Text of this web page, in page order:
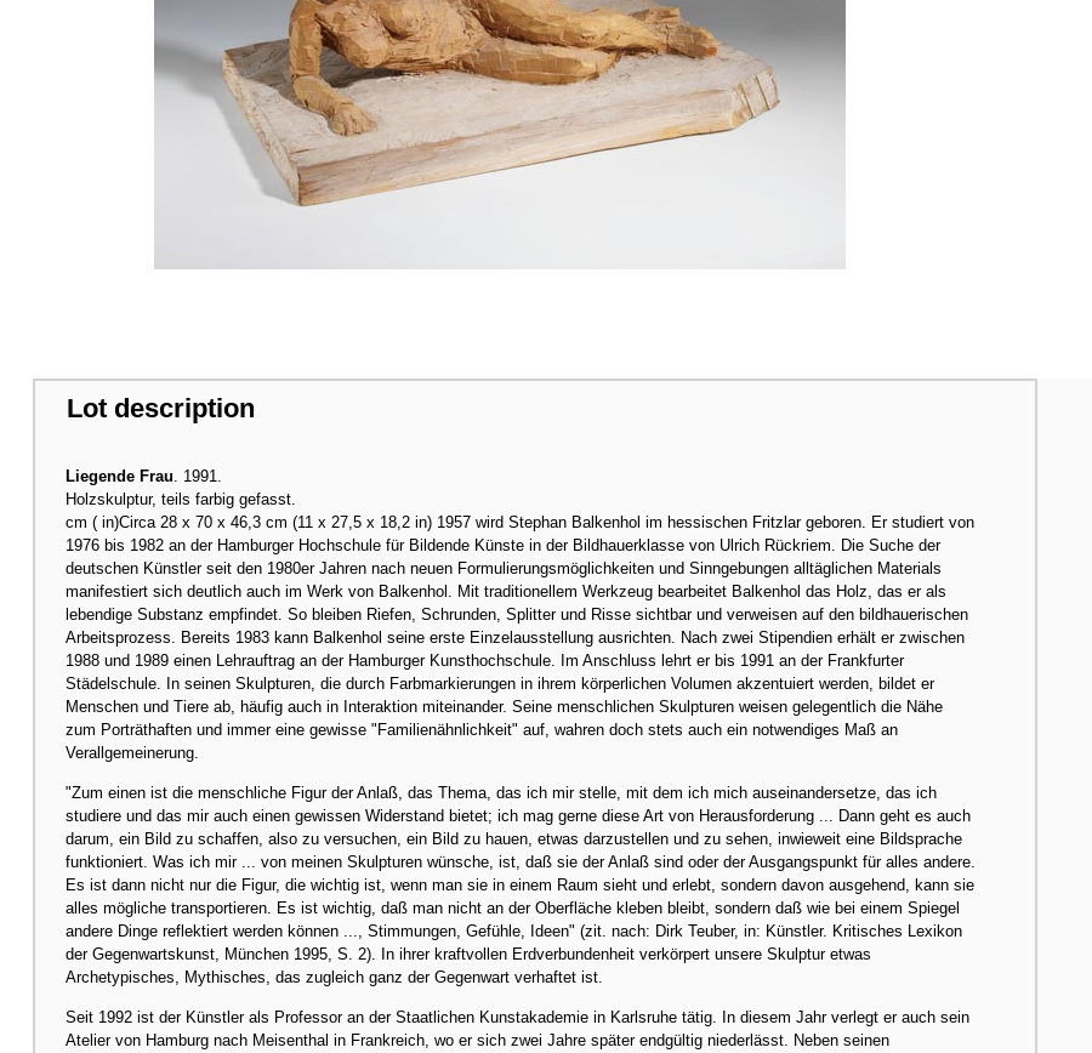
Lot description
Liegende Frau. 1991.
Holzskulptur, teils farbig gefasst.
cm ( in)Circa 28 x 70 x 46,3 cm (11 x 27,5 x 18,2 in) 1957 wird Stephan Balkenhol im hessischen Fritzlar geboren. Er studiert von
1976 bis 1982 an der Hamburger Hochschule für Bildende Künste in der Bildhauerklasse von Ulrich Rückriem. Die Suche der
deutschen Künstler seit den 1980er Jahren nach neuen Formulierungsmöglichkeiten und Sinngebungen alltäglichen Materials
manifestiert sich deutlich auch im Werk von Balkenhol. Mit traditionellem Werkzeug bearbeitet Balkenhol das Holz, das er als
lebendige Substanz empfindet. So bleiben Riefen, Schrunden, Splitter und Risse sichtbar und verweisen auf den bildhauerischen
Arbeitsprozess. Bereits 1983 kann Balkenhol seine erste Einzelausstellung ausrichten. Nach zwei Stipendien erhält er zwischen
1988 und 1989 einen Lehrauftrag an der Hamburger Kunsthochschule. Im Anschluss lehrt er bis 1991 an der Frankfurter
Städelschule. In seinen Skulpturen, die durch Farbmarkierungen in ihrem körperlichen Volumen akzentuiert werden, bildet er
Menschen und Tiere ab, häufig auch in Interaktion miteinander. Seine menschlichen Skulpturen weisen gelegentlich die Nähe
zum Porträthaften und immer eine gewisse "Familienähnlichkeit" auf, wahren doch stets auch ein notwendiges Maß an
Verallgemeinerung.
"Zum einen ist die menschliche Figur der Anlaß, das Thema, das ich mir stelle, mit dem ich mich auseinandersetze, das ich
studiere und das mir auch einen gewissen Widerstand bietet; ich mag gerne diese Art von Herausforderung ... Dann geht es auch
darum, ein Bild zu schaffen, also zu versuchen, ein Bild zu hauen, etwas darzustellen und zu sehen, inwieweit eine Bildsprache
funktioniert. Was ich mir ... von meinen Skulpturen wünsche, ist, daß sie der Anlaß sind oder der Ausgangspunkt für alles andere.
Es ist dann nicht nur die Figur, die wichtig ist, wenn man sie in einem Raum sieht und erlebt, sondern davon ausgehend, kann sie
alles mögliche transportieren. Es ist wichtig, daß man nicht an der Oberfläche kleben bleibt, sondern daß wie bei einem Spiegel
andere Dinge reflektiert werden können ..., Stimmungen, Gefühle, Ideen" (zit. nach: Dirk Teuber, in: Künstler. Kritisches Lexikon
der Gegenwartskunst, München 1995, S. 2). In ihrer kraftvollen Erdverbundenheit verkörpert unsere Skulptur etwas
Archetypisches, Mythisches, das zugleich ganz der Gegenwart verhaftet ist.
Seit 1992 ist der Künstler als Professor an der Staatlichen Kunstakademie in Karlsruhe tätig. In diesem Jahr verlegt er auch sein
Atelier von Hamburg nach Meisenthal in Frankreich, wo er sich zwei Jahre später endgültig niederlässt. Neben seinen